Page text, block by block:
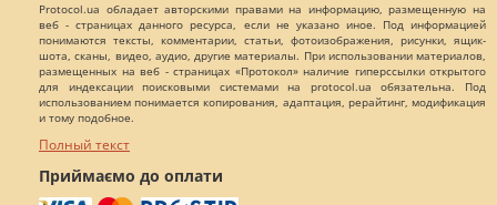
Protocol.ua обладает авторскими правами на информацию, размещенную на
веб - страницах данного ресурса, если не указано иное. Под информацией
понимаются тексты, комментарии, статьи, фотоизображения, рисунки, ящик-
шота, сканы, видео, аудио, другие материалы. При использовании материалов,
размещенных на веб - страницах «Протокол» наличие гиперссылки открытого
для индексации поисковыми системами на protocol.ua обязательна. Под
использованием понимается копирования, адаптация, рерайтинг, модификация
и тому подобное.
Полный текст
Приймаємо до оплати